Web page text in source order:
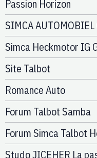
Passion Horizon
SIMCA AUTOMOBIEL
Simca Heckmotor IG
Site Talbot
Romance Auto
Forum Talbot Samba
Forum Simca Talbot
Studo JICEHER La